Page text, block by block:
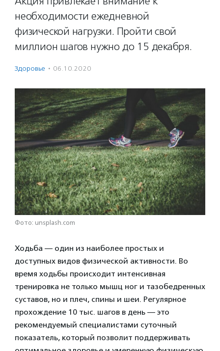
необходимости ежедневной
физической нагрузки. Пройти свой
миллион шагов нужно до 15 декабря.
Здоровье · 06.10.2020
Фото: unsplash.com
Ходьба — один из наиболее простых и
доступных видов физической активности. Во
время ходьбы происходит интенсивная
тренировка не только мышц ног и тазобедренных
суставов, но и плеч, спины и шеи. Регулярное
прохождение 10 тыс. шагов в день — это
рекомендуемый специалистами суточный
показатель, который позволит поддерживать